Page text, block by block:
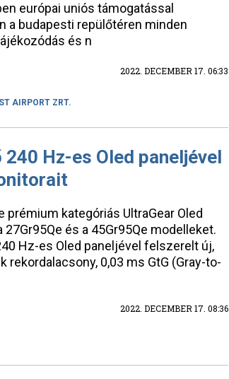
európai uniós támogatással
budapesti repülőtéren minden
és n
2022. DECEMBER 17. 06:33
AIRPORT ZRT.
Hz-es Oled paneljével
kategóriás UltraGear Oled
és a 45Gr95Qe modelleket.
Hz-es Oled paneljével felszerelt új,
0,03 ms GtG (Gray-to-
2022. DECEMBER 17. 08:36